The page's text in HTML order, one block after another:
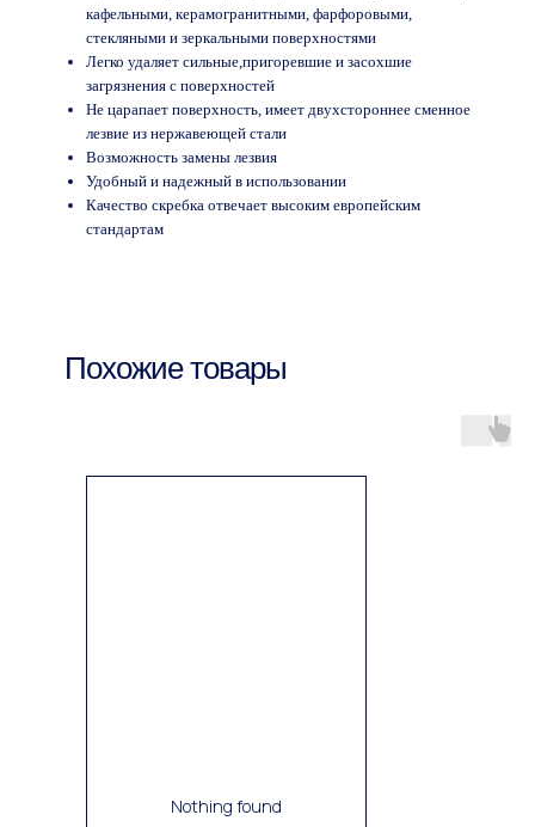
кафельными, керамогранитными, фарфоровыми,
стекляными и зеркальными поверхностями
Легко удаляет сильные,пригоревшие и засохшие
загрязнения с поверхностей
Не царапает поверхность, имеет двухстороннее сменное
лезвие из нержавеющей стали
Возможность замены лезвия
Удобный и надежный в использовании
Качество скребка отвечает высоким европейским
стандартам
Похожие товары
Nothing found